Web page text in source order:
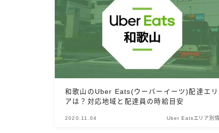
和歌山のUber Eats(ウーバーイーツ)配達エリ
アは？対応地域と配達員の時給目安
2020.11.04 Uber Eatsエリア別